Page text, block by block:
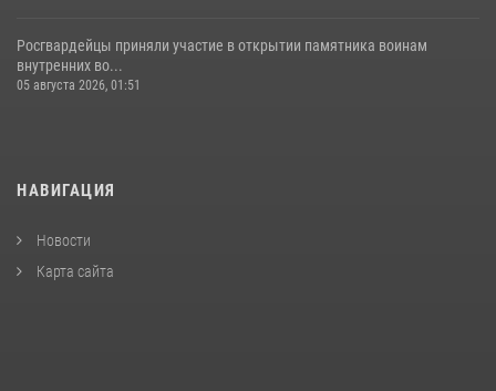
Росгвардейцы приняли участие в открытии памятника воинам
внутренних во...
05 августа 2026, 01:51
НАВИГАЦИЯ
Новости
Карта сайта